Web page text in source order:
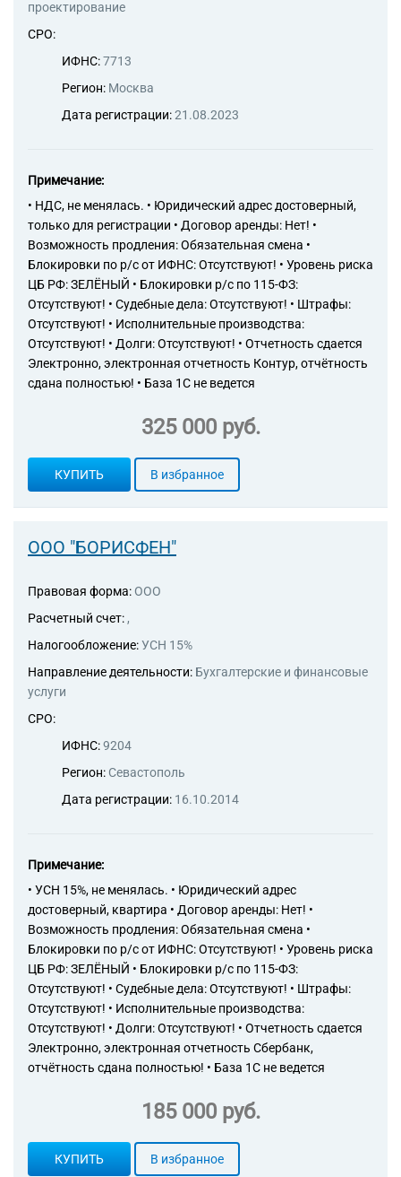
проектирование
СРО:
ИФНС:7713
Регион: Москва
Дата регистрации:21.08.2023
Примечание:
• НДС, не менялась. • Юридический адрес достоверный,
только для регистрации • Договор аренды: Нет! •
Возможность продления: Обязательная смена •
Блокировки по р/с от ИФНС: Отсутствуют! • Уровень риска
ЦБ РФ: ЗЕЛЁНЫЙ • Блокировки р/с по 115-ФЗ:
Отсутствуют! • Судебные дела: Отсутствуют! • Штрафы:
Отсутствуют! • Исполнительные производства:
Отсутствуют! • Долги: Отсутствуют! • Отчетность сдается
Электронно, электронная отчетность Контур, отчётность
сдана полностью! • База 1С не ведется
325 000 руб.
КУПИТЬ В избранное
ООО "БОРИСФЕН"
Правовая форма: ООО
Расчетный счет: ,
Налогообложение:УСН 15%
Направление деятельности: Бухгалтерские и финансовые
услуги
СРО:
ИФНС:9204
Регион: Севастополь
Дата регистрации: 16.10.2014
Примечание:
• УСН 15%, не менялась. • Юридический адрес
достоверный, квартира • Договор аренды: Нет! •
Возможность продления: Обязательная смена •
Блокировки по р/с от ИФНС: Отсутствуют! • Уровень риска
ЦБ РФ: ЗЕЛЁНЫЙ • Блокировки р/с по 115-ФЗ:
Отсутствуют! • Судебные дела: Отсутствуют! • Штрафы:
Отсутствуют! • Исполнительные производства:
Отсутствуют! • Долги: Отсутствуют! • Отчетность сдается
Электронно, электронная отчетность Сбербанк,
отчётность сдана полностью! • База 1С не ведется
185 000 руб.
КУПИТЬ В избранное